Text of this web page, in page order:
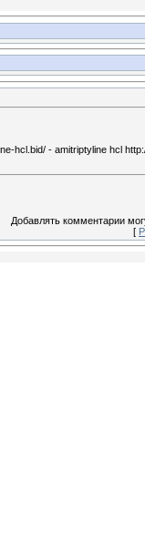
hcl.bid/ - amitriptyline hcl
Добавлять комментарии
[